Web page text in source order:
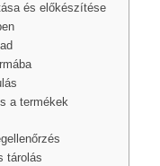
és előkészítése
a termékek
tárolás